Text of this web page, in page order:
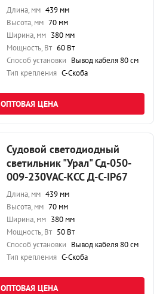
Длина, мм 439 мм
Высота, мм 70 мм
Ширина, мм 380 мм
Мощность, Вт 60 Вт
Способ установки Вывод кабеля 80 см
Тип крепления С-Скоба
ОПТОВАЯ ЦЕНА
Судовой светодиодный
светильник "Урал" Сд-050-
009-230VAC-КСС Д-С-IP67
Длина, мм 439 мм
Высота, мм 70 мм
Ширина, мм 380 мм
Мощность, Вт 50 Вт
Способ установки Вывод кабеля 80 см
Тип крепления С-Скоба
ОПТОВАЯ ЦЕНА